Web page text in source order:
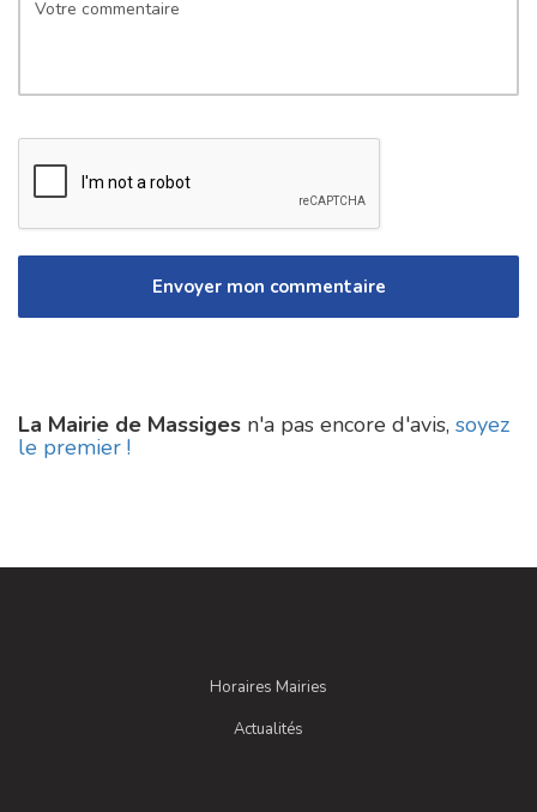
La Mairie de Massiges n'a pas encore d'avis, soyez
le premier !
Horaires Mairies
Actualités